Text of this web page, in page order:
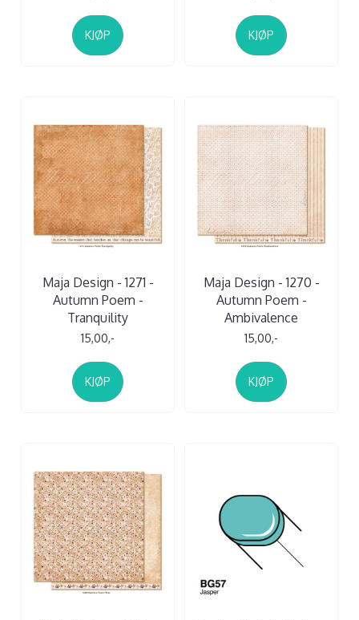
KJØP KJØP
Maja Design - 1271 -
Autumn Poem -
Tranquility
15,00,-
KJØP
Maja Design - 1270 -
Autumn Poem -
Ambivalence
15,00,-
KJØP